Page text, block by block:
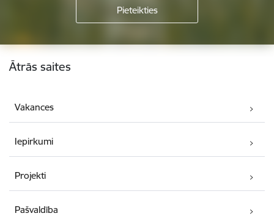
Kājene
Ātrās saites
Vakances
Iepirkumi
Projekti
Pašvaldība